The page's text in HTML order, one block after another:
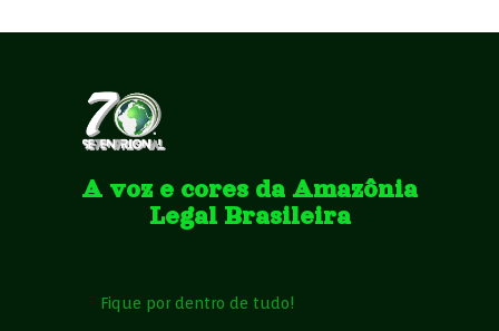
A voz e cores da Amazônia
Legal Brasileira
Fique por dentro de tudo!